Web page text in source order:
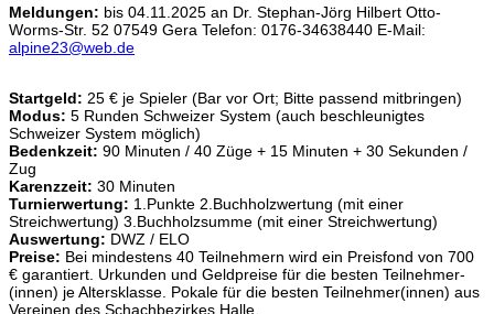
Meldungen: bis 04.11.2025 an Dr. Stephan-Jörg Hilbert Otto-
Worms-Str. 52 07549 Gera Telefon: 0176-34638440 E-Mail:
alpine23@web.de
Startgeld: 25 € je Spieler (Bar vor Ort; Bitte passend mitbringen)
Modus: 5 Runden Schweizer System (auch beschleunigtes
Schweizer System möglich)
Bedenkzeit: 90 Minuten / 40 Züge + 15 Minuten + 30 Sekunden /
Zug
Karenzzeit: 30 Minuten
Turnierwertung: 1.Punkte 2.Buchholzwertung (mit einer
Streichwertung) 3.Buchholzsumme (mit einer Streichwertung)
Auswertung: DWZ / ELO
Preise: Bei mindestens 40 Teilnehmern wird ein Preisfond von 700
€ garantiert. Urkunden und Geldpreise für die besten Teilnehmer-
(innen) je Altersklasse. Pokale für die besten Teilnehmer(innen) aus
Vereinen des Schachbezirkes Halle.